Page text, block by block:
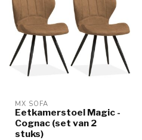
MX SOFA
Eetkamerstoel Magic -
Cognac (set van 2
stuks)